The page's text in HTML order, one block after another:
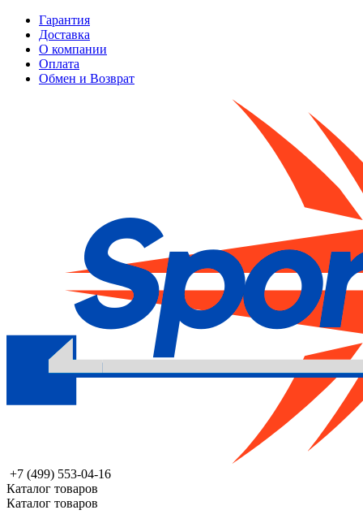
Гарантия
Доставка
О компании
Оплата
Обмен и Возврат
+7 (499) 553-04-16
Каталог товаров
Каталог товаров